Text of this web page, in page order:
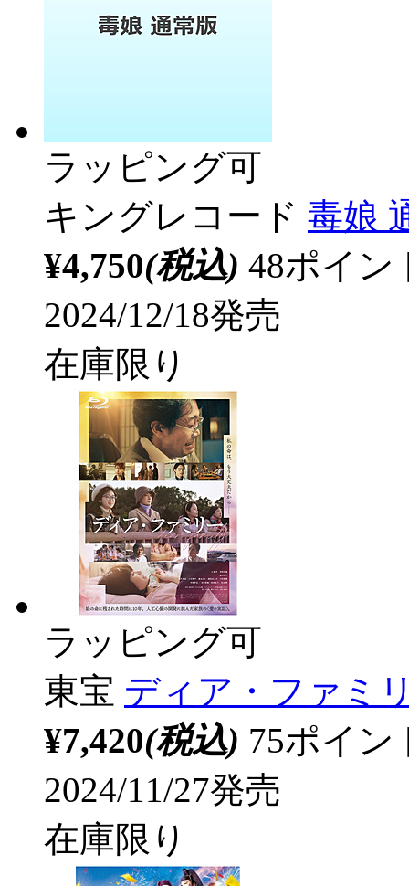
ラッピング可
キングレコード 毒娘
¥4,750(税込) 48ポイ
2024/12/18発売
在庫限り
ラッピング可
東宝 ディア・ファミ
¥7,420(税込) 75ポイ
2024/11/27発売
在庫限り